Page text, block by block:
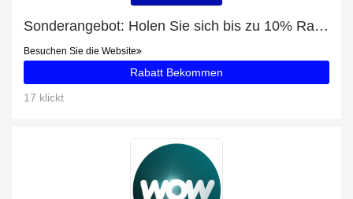
Sonderangebot: Holen Sie sich bis zu 10% Rabatt auf Kissen Modell Arco
Besuchen Sie die Website
Rabatt Bekommen
17 klickt